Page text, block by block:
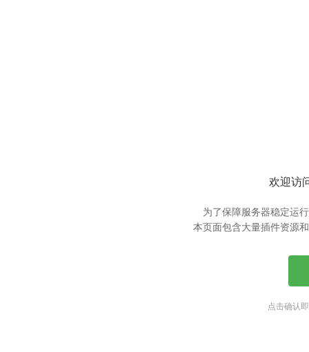
欢迎访
为了保障服务器稳定运
本页面包含大量插件资源
点击确认